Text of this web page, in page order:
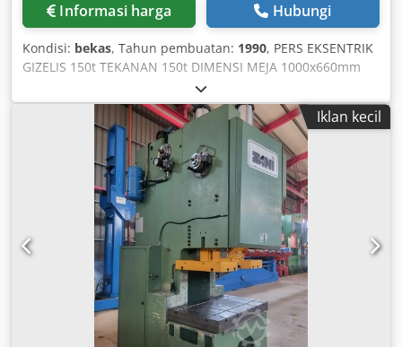
Informasi harga Hubungi
Kondisi: bekas, Tahun pembuatan: 1990, PERS EKSENTRIK
GIZELIS 150t TEKANAN 150t DIMENSI MEJA 1000x660mm
JARAK GERAK 120-220mm DAYA 11 kW DENGAN SISTEM
PENJAEP HIDROLIK Cjdpsx N Sr Dsfx Ahcorf
Iklan kecil